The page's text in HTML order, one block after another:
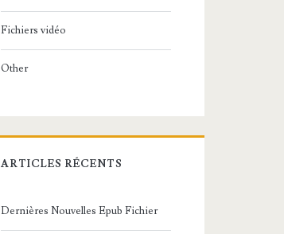
Fichiers vidéo
Other
ARTICLES RÉCENTS
Dernières Nouvelles Epub Fichier